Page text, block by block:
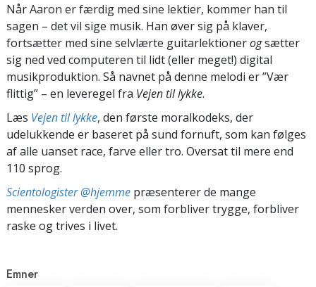
Når Aaron er færdig med sine lektier, kommer han til
sagen – det vil sige musik. Han øver sig på klaver,
fortsætter med sine selvlærte guitarlektionerogsætter
sig ned ved computeren til lidt (eller meget!) digital
musikproduktion. Så navnet på denne melodi er ”Vær
flittig” – en leveregel fra Vejen til lykke.
Læs Vejen til lykke, den første moralkodeks, der
udelukkende er baseret på sund fornuft, som kan følges
af alle uanset race, farve eller tro. Oversat til mere end
110 sprog.
Scientologister @hjemme præsenterer de mange
mennesker verden over, som forbliver trygge, forbliver
raske og trives i livet.
Emner